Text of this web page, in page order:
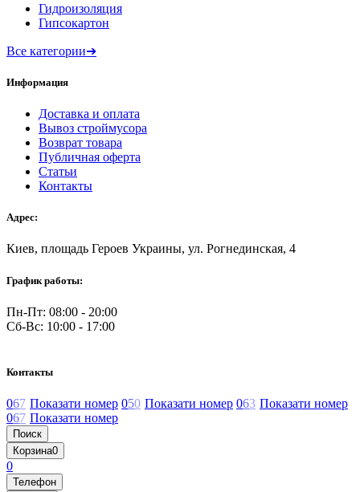
Гидроизоляция
Гипсокартон
Все категории➔
Информация
Доставка и оплата
Вывоз строймусора
Возврат товара
Публичная оферта
Статьи
Контакты
Адрес:
Киев, площадь Героев Украины, ул. Рогнединская, 4
График работы:
Пн-Пт: 08:00 - 20:00
Сб-Вс: 10:00 - 17:00
Контакты
067 Показати номер 050 Показати номер 063 Показати номер
067 Показати номер
Поиск
Корзина0
0
Телефон